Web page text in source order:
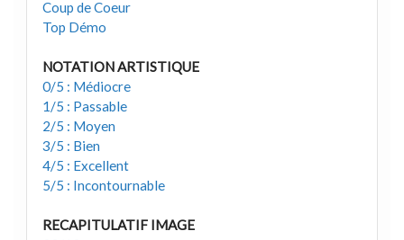
Coup de Coeur
Top Démo
NOTATION ARTISTIQUE
0/5 : Médiocre
1/5 : Passable
2/5 : Moyen
3/5 : Bien
4/5 : Excellent
5/5 : Incontournable
RECAPITULATIF IMAGE